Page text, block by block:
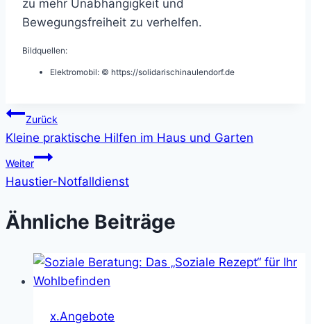
zu mehr Unabhängigkeit und
Bewegungsfreiheit zu verhelfen.
Bildquellen:
Elektromobil: © https://solidarischinaulendorf.de
Beitragsnavigation
Zurück
Kleine praktische Hilfen im Haus und Garten
Weiter
Haustier-Notfalldienst
Ähnliche Beiträge
x.Angebote